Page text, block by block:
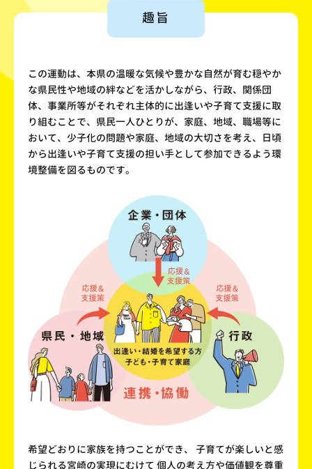
趣旨
この運動は、本県の温暖な気候や豊かな自然が育む穏やか
な県民性や地域の絆などを活かしながら、行政、関係団
体、事業所等がそれぞれ主体的に出逢いや子育て支援に取
り組むことで、県民一人ひとりが、家庭、地域、職場等に
おいて、少子化の問題や家庭、地域の大切さを考え、日頃
から出逢いや子育て支援の担い手として参加できるよう環
境整備を図るものです。
希望どおりに家族を持つことができ、
子育てが楽しいと感
じられる宮崎の実現にむけて 個人の考え方や価値観を尊重